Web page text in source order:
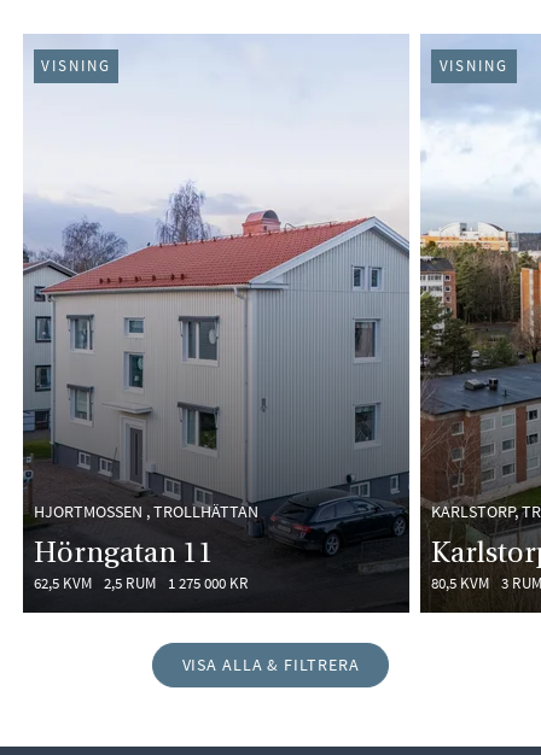
PÅGÅENDE (15)
HJORTMOSSEN , TROLLHÄTTAN
Hörngatan 11
62,5 KVM 2,5 RUM 1 275 000 KR
VISNING
KARLSTORP,
80,5 KVM 3 RUM
VISNING
VISA ALLA & FILTRERA